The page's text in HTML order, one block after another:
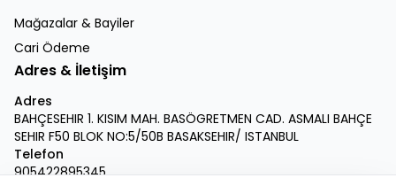
Mağazalar & Bayiler
Cari Ödeme
Adres & İletişim
Adres
BAHÇESEHIR 1. KISIM MAH. BASÖGRETMEN CAD. ASMALI BAHÇE
SEHIR F50 BLOK NO:5/50B BASAKSEHIR/ ISTANBUL
Telefon
905422895345